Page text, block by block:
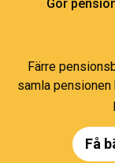
Gör
Färre
samla
Få